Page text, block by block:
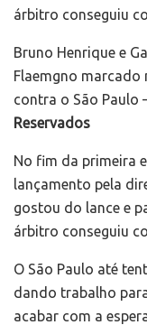
árbitro conseguiu
Bruno Henrique e
Flaemgno marcado
contra o São Paulo
Reservados
No fim da primeira
lançamento pela
gostou do lance e
árbitro conseguiu
O São Paulo até
dando trabalho
acabar com a